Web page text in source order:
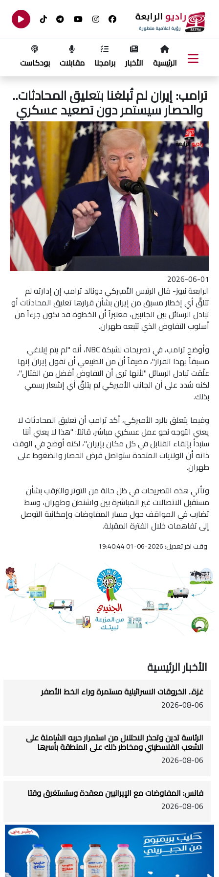
الرئيسية الأخبار برامجنا مقابلات بودكاست
ترامب: إيران لم تُبلغنا بتعليق المحادثات..
والحصار سيستمر دون تصعيد عسكري
2026-06-01
الرابعة نيوز- قال الرئيس الأميركي دونالد ترامب إن إدارته لم
تتلقَّ أي إخطار مسبق من إيران بشأن قرارها تعليق المحادثات أو
تبادل الرسائل بين الجانبين، معتبراً أن الخطوة قد تكون جزءاً من
أسلوب التفاوض الذي تتبعه طهران.
وأوضح ترامب، في تصريحات لشبكة NBC، أنه "لم يتم إبلاغي
مسبقاً بهذا القرار"، مضيفاً أن من الطبيعي أن تقول إيران إنها
علّقت تبادل الرسائل "لأنها ترى أن التفاوض أفضل من القتال"،
لكنه شدد على أن الجانب الأميركي لم يتلقَّ أي إشعار رسمي
بذلك.
وفيما يتعلق بالرد الأميركي، أكد ترامب أن تعليق المحادثات لا
يعني التوجه نحو عمل عسكري مباشر، قائلاً: "هذا لا يعني أننا
سنبدأ بإلقاء القنابل في كل مكان بإيران"، لكنه أوضح في الوقت
ذاته أن الولايات المتحدة ستواصل فرض الحصار والضغوط على
طهران.
وتأتي هذه التصريحات في ظل حالة من التوتر والترقب بشأن
مستقبل الاتصالات غير المباشرة بين واشنطن وطهران، وسط
تضارب في المواقف حول مسار المفاوضات وإمكانية التوصل
إلى تفاهمات خلال الفترة المقبلة.
وقت آخر تعديل: 2026-06-01 19:40:44
الأخبار الرئيسية
غزة.. الخروقات الاسرائيلية مستمرة وراء الخط الأصفر
2026-08-06
الرئاسة تدين وتحذر الاحتلال من استمرار حربه الشاملة على
الشعب الفلسطيني ومخاطر ذلك على المنطقة بأسرها
2026-08-06
فانس: المفاوضات مع الإيرانيين معقدة وستستغرق وقتا
2026-08-06